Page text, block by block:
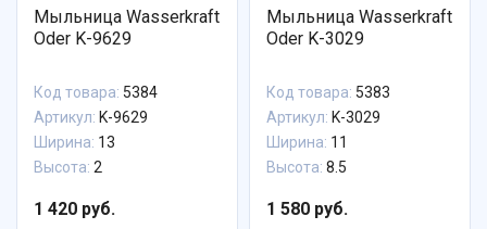
Мыльница Wasserkraft
Oder K-9629
Код товара: 5384
Артикул: K-9629
Ширина: 13
Высота: 2
1 420 руб.
Мыльница Wasserkraft
Oder K-3029
Код товара: 5383
Артикул: K-3029
Ширина: 11
Высота: 8.5
1 580 руб.